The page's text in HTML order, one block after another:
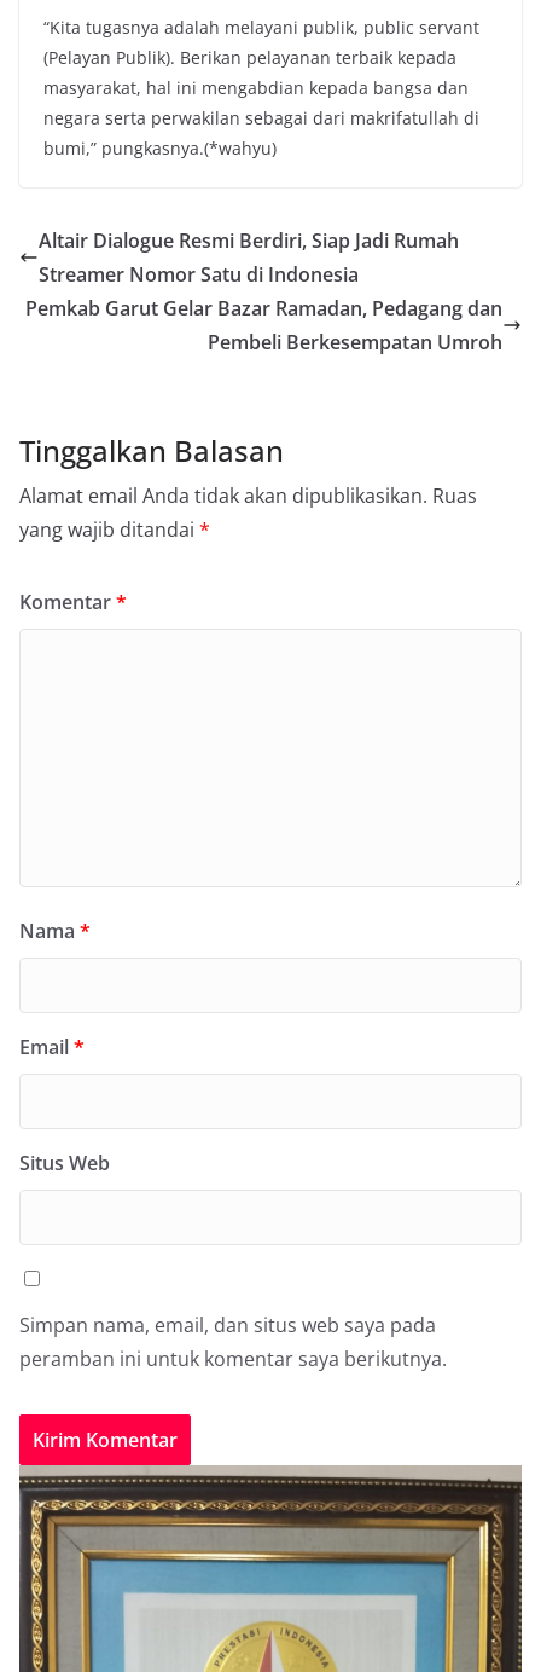
“Kita tugasnya adalah melayani publik, public servant
(Pelayan Publik). Berikan pelayanan terbaik kepada
masyarakat, hal ini mengabdian kepada bangsa dan
negara serta perwakilan sebagai dari makrifatullah di
bumi,” pungkasnya.(*wahyu)
Altair Dialogue Resmi Berdiri, Siap Jadi Rumah
Streamer Nomor Satu di Indonesia
Pemkab Garut Gelar Bazar Ramadan, Pedagang dan
Pembeli Berkesempatan Umroh
Tinggalkan Balasan
Alamat email Anda tidak akan dipublikasikan. Ruas
yang wajib ditandai *
Komentar*
Nama *
Email*
Situs Web
Simpan nama, email, dan situs web saya pada
peramban ini untuk komentar saya berikutnya.